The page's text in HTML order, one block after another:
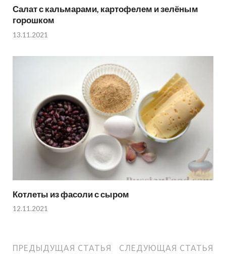
Салат с кальмарами, картофелем и зелёным
горошком
13.11.2021
Котлеты из фасоли с сыром
12.11.2021
ПРЕДЫДУЩАЯ СТАТЬЯ СЛЕДУЮЩАЯ СТАТЬЯ